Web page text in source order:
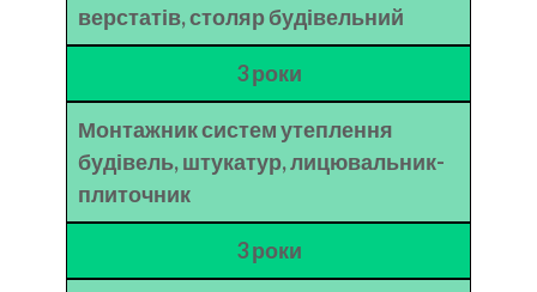
верстатів, столяр будівельний
3 роки
Монтажник систем утеплення
будівель, штукатур, лицювальник-
плиточник
3 роки